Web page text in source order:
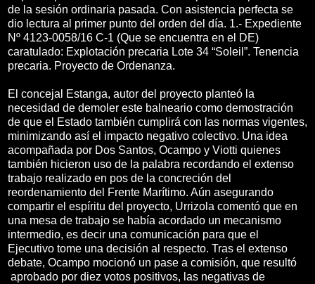
de la sesión ordinaria pasada. Con asistencia perfecta se
dio lectura al primer punto del orden del día. 1.- Expediente
Nº 4123-0058/16 C-1 (Que se encuentra en el DE)
caratulado: Explotación precaria Lote 34 “Soleil”. Tenencia
precaria. Proyecto de Ordenanza.
El concejal Estanga, autor del proyecto planteó la
necesidad de demoler este balneario como demostración
de que el Estado también cumplirá con las normas vigentes,
minimizando así el impacto negativo colectivo. Una idea
acompañada por Dos Santos, Ocampo y Viotti quienes
también hicieron uso de la palabra recordando el extenso
trabajo realizado en pos de la concreción del
reordenamiento del Frente Marítimo. Aún asegurando
compartir el espíritu del proyecto, Urrizola comentó que en
una mesa de trabajo se había acordado un mecanismo
intermedio, es decir una comunicación para que el
Ejecutivo tome una decisión al respecto. Tras el extenso
debate, Ocampo mocionó un pase a comisión, que resultó
aprobado por diez votos positivos, las negativas de